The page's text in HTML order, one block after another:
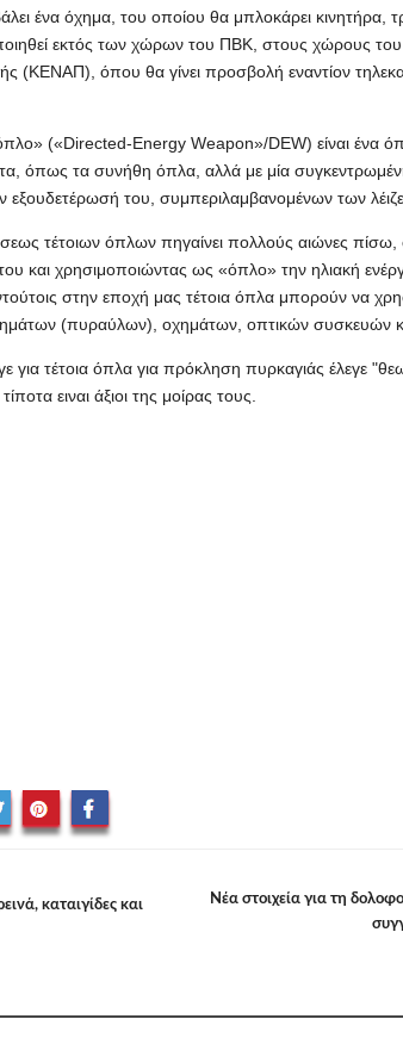
ένα όχημα, του οποίου θα μπλοκάρει κινητήρα,
εκτός των χώρων του ΠΒΚ, στους χώρους του
(ΚΕΝΑΠ), όπου θα γίνει προσβολή εναντίον
(«Directed-Energy Weapon»/DEW) είναι ένα
όπως τα συνήθη όπλα, αλλά με μία
εξουδετέρωσή του, συμπεριλαμβανομένων των
τέτοιων όπλων πηγαίνει πολλούς αιώνες
και χρησιμοποιώντας ως «όπλο» την ηλιακή
στην εποχή μας τέτοια όπλα μπορούν να
(πυραύλων), οχημάτων, οπτικών συσκευών
για τέτοια όπλα για πρόκληση πυρκαγιάς έλεγε
ειναι άξιοι της μοίρας τους.
καταιγίδες και
Νέα στοιχεία για τη